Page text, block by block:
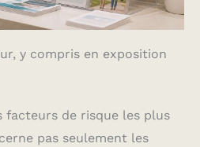
y compris en exposition
facteurs de risque les plus
pas seulement les